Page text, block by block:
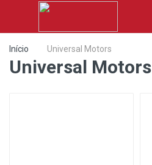
Início Universal Motors
Universal Motors